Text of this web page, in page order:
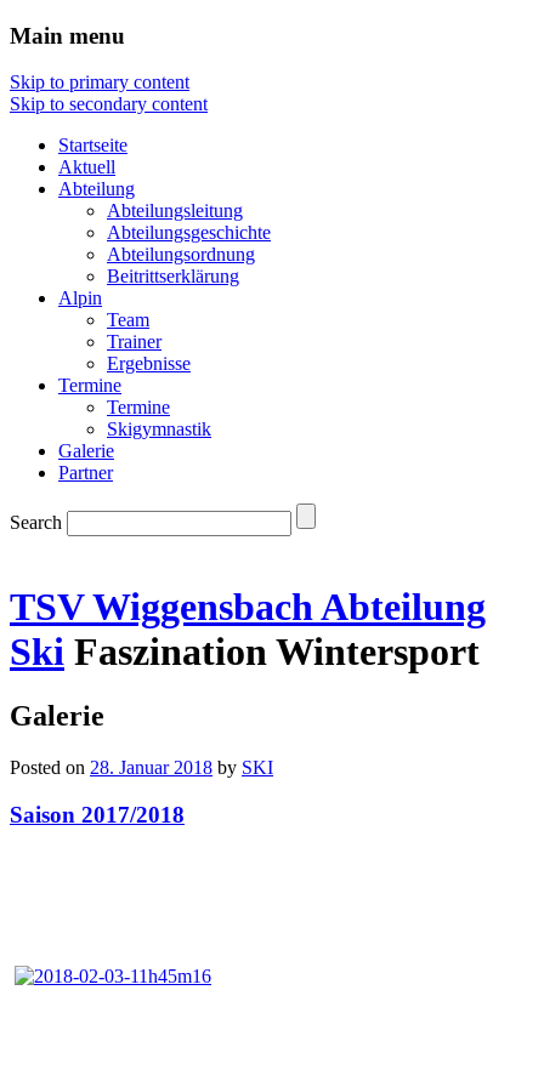
Main menu
Skip to primary content
Skip to secondary content
Startseite
Aktuell
Abteilung
Abteilungsleitung
Abteilungsgeschichte
Abteilungsordnung
Beitrittserklärung
Alpin
Team
Trainer
Ergebnisse
Termine
Termine
Skigymnastik
Galerie
Partner
Search
TSV Wiggensbach Abteilung
Ski Faszination Wintersport
Galerie
Posted on 28. Januar 2018 by SKI
Saison 2017/2018